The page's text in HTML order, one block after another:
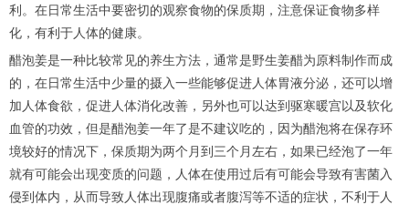
利。在日常生活中要密切的观察食物的保质期，注意保证食物多样
化，有利于人体的健康。
醋泡姜是一种比较常见的养生方法，通常是野生姜醋为原料制作而成
的，在日常生活中少量的摄入一些能够促进人体胃液分泌，还可以增
加人体食欲，促进人体消化改善，另外也可以达到驱寒暖宫以及软化
血管的功效，但是醋泡姜一年了是不建议吃的，因为醋泡将在保存环
境较好的情况下，保质期为两个月到三个月左右，如果已经泡了一年
就有可能会出现变质的问题，人体在使用过后有可能会导致有害菌入
侵到体内，从而导致人体出现腹痛或者腹泻等不适的症状，不利于人